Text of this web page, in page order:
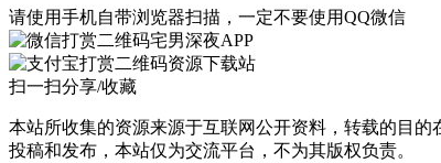
请使用手机自带浏览器扫描，一定不要使用QQ微信
宅男深夜APP
资源下载站
扫一扫分享/收藏
本站所收集的资源来源于互联网公开资料，转载的目
投稿和发布，本站仅为交流平台，不为其版权负责。